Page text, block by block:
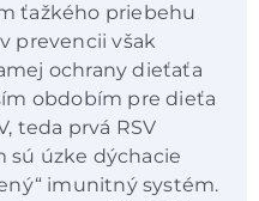
ťažkého priebehu
prevencii však
ochrany dieťaťa
obdobím pre dieťa
teda prvá RSV
sú úzke dýchacie
imunitný systém.